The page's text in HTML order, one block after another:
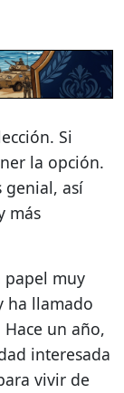
Si
la opción.
genial, así
más
papel muy
ha llamado
un año,
interesada
vivir de